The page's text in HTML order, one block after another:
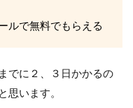
ルで無料でもらえる
でに２、３日かかるの
思います。